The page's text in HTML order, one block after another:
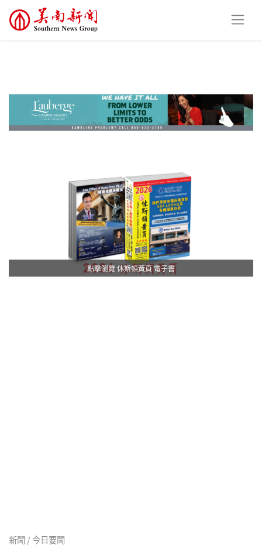
點擊瀏覽 休斯頓黃頁 電子書
新聞 / 今日要聞